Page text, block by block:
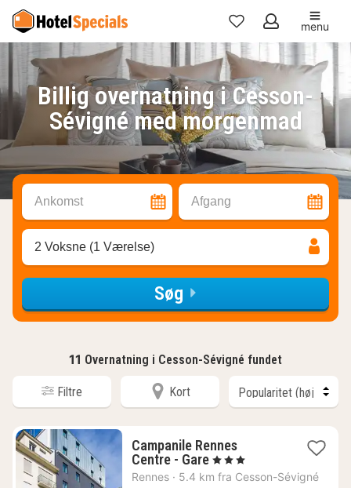
Mine
favoritter
menu
Billig overnatning i Cesson-
Sévigné med morgenmad
Ankomst Afgang
2 Voksne (1 Værelse)
Søg
11 Overnatning i Cesson-Sévigné fundet
Filtre Kort
Campanile Rennes
Centre - Gare1
nat
, 3 Stjerner
Rennes · 5.4 km fra Cesson-Sévigné